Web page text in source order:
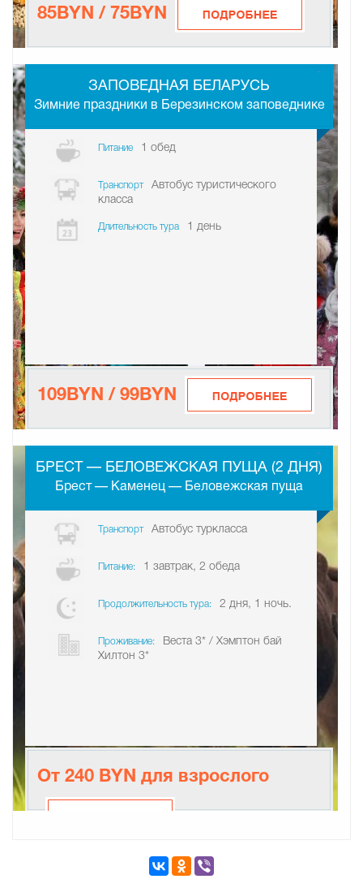
85BYN / 75BYN
ЗАПОВЕДНАЯ БЕЛАРУСЬ
Зимние праздники в Березинском заповеднике
Питание 1 обед
Транспорт
Автобус туристического
класса
Длительность тура 1 день
109BYN / 99BYN
-
БРЕСТ — БЕЛОВЕЖСКАЯ ПУЩА (2 ДНЯ)
Брест — Каменец — Беловежская пуща
Транспорт Автобус туркласса
Питание: 1 завтрак, 2 обеда
Продолжительность тура: 2 дня, 1 ночь.
Проживание:
Веста 3* / Хэмптон бай
Хилтон 3*
От 240 BYN для взрослого
-